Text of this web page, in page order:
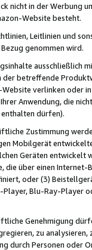
nicht in der Werbung
Website besteht.
Leitlinien und
genommen wird.
ausschließlich
betreffende
verlinken oder
Anwendung, die
dürfen).
Zustimmung
Mobilgerät
Geräten
über einen
oder (3)
Blu-Ray-Player
Genehmigung
zu
durch Personen